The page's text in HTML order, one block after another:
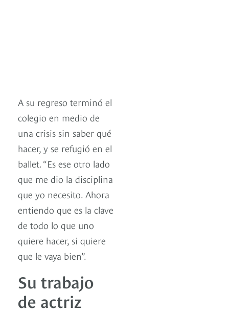
A su regreso terminó el
colegio en medio de
una crisis sin saber qué
hacer, y se refugió en el
ballet. “Es ese otro lado
que me dio la disciplina
que yo necesito. Ahora
entiendo que es la clave
de todo lo que uno
quiere hacer, si quiere
que le vaya bien”.
Su trabajo
de actriz